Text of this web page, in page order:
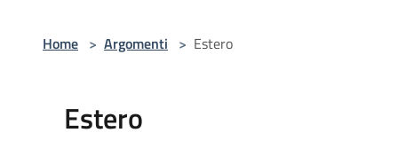
Home > Argomenti > Estero
Estero